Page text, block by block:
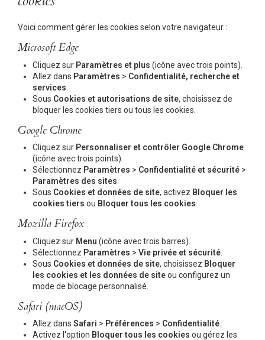
Voici comment gérer les cookies selon votre navigateur :
Microsoft Edge
Cliquez sur Paramètres et plus (icône avec trois points).
Allez dans Paramètres > Confidentialité, recherche et
services
Sous Cookies et autorisations de site, choisissez de
bloquer les cookies tiers ou tous les cookies.
Google Chrome
Cliquez sur Personnaliser et contrôler Google Chrome
(icône avec trois points).
Sélectionnez Paramètres > Confidentialité et sécurité >
Paramètres des sites
Sous Cookies et données de site, activez Bloquer les
cookies tiers ou Bloquer tous les cookies
Mozilla Firefox
Cliquez sur Menu (icône avec trois barres).
Sélectionnez Paramètres >Vie privée et sécurité
Sous Cookies et données de site, choisissez Bloquer
les cookies et les données de siteou configurez un
mode de blocage personnalisé.
Safari (macOS)
Allez dansSafari > Préférences > Confidentialité
Activez l'option Bloquer tous les cookies ou gérez les